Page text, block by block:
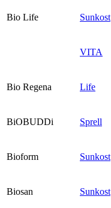
Bio Life Sunkost
VITA
Bio Regena Life
BiOBUDDi Sprell
Bioform Sunkost
Biosan Sunkost